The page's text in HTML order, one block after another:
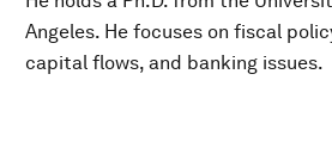
Angeles. He focuses on fiscal
capital flows, and banking issues.